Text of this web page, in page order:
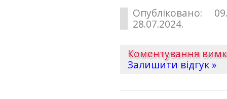
Опубліковано:
28.07.2024.
Коментування
Залишити відгук »